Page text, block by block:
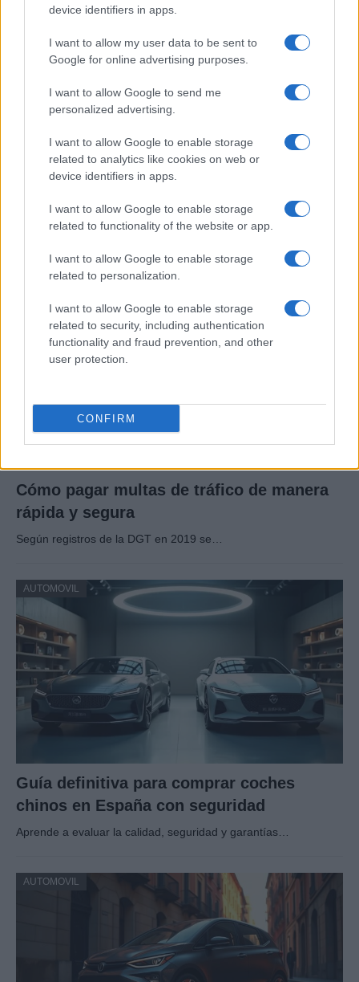
device identifiers in apps.
I want to allow my user data to be sent to
Google for online advertising purposes.
I want to allow Google to send me
personalized advertising.
I want to allow Google to enable storage
related to analytics like cookies on web or
device identifiers in apps.
I want to allow Google to enable storage
related to functionality of the website or app.
I want to allow Google to enable storage
related to personalization.
I want to allow Google to enable storage
related to security, including authentication
functionality and fraud prevention, and other
user protection.
CONFIRM
Cómo obtener el permiso internacional
para conducir y viajar por todo el mundo
Cómo pagar multas de tráfico de manera
rápida y segura
Según registros de la DGT en 2019 se…
AUTOMOVIL
Guía definitiva para comprar coches
chinos en España con seguridad
Aprende a evaluar la calidad, seguridad y garantías…
AUTOMOVIL